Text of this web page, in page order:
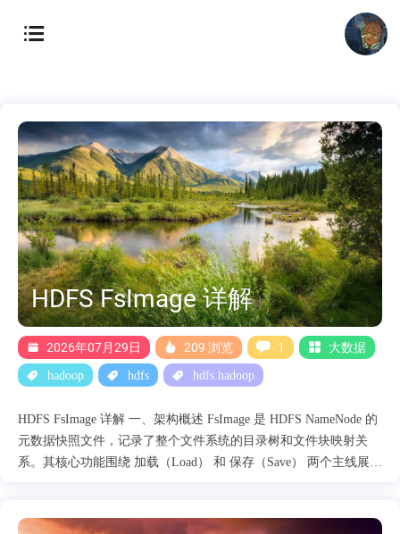
HDFS FsImage 详解
2026年07月29日 209 浏览 1 大数据
hadoop hdfs hdfs.hadoop
HDFS FsImage 详解 一、架构概述 FsImage 是 HDFS NameNode 的
元数据快照文件，记录了整个文件系统的目录树和文件块映射关
系。其核心功能围绕 加载（Load） 和 保存（Save） 两个主线展
级操作 FSImageFormat.java — LoaderDelegator + 旧版格式